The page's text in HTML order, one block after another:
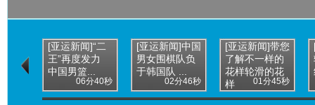
[亚运新闻]“二
王”再度发力
中国男篮...
06分40秒
[亚运新闻]中国
男女围棋队负
于韩国队 ...
02分46秒
[亚运新闻]带您
了解不一样的
花样轮滑的花
样
01分45秒